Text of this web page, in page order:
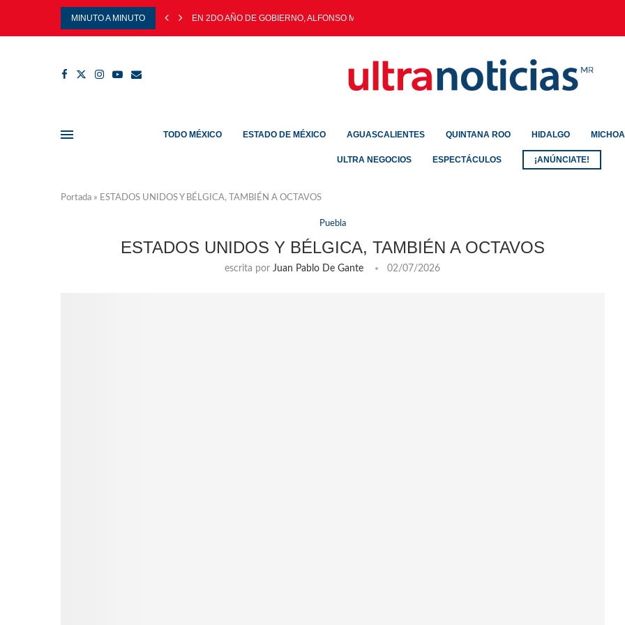
MINUTO A MINUTO EN 2DO AÑO DE GOBIERNO, ALFONSO MARTÍNEZ CONSOLIDÓ...
TODO MÉXICO ESTADO DE MÉXICO AGUASCALIENTES QUINTANA ROO HIDALGO
ULTRA NEGOCIOS ESPECTÁCULOS ¡ANÚNCIATE!
Portada » ESTADOS UNIDOS Y BÉLGICA, TAMBIÉN A OCTAVOS
Puebla
ESTADOS UNIDOS Y BÉLGICA, TAMBIÉN A OCTAVOS
escrita porJuan Pablo De Gante 02/07/2026